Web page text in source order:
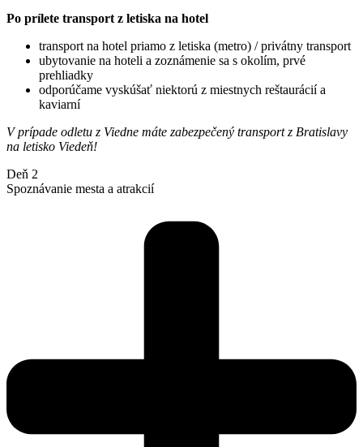
Po prílete transport z letiska na hotel
transport na hotel priamo z letiska (metro) / privátny transport
ubytovanie na hoteli a zoznámenie sa s okolím, prvé
prehliadky
odporúčame vyskúšať niektorú z miestnych reštaurácií a
kaviarní
V prípade odletu z Viedne máte zabezpečený transport z Bratislavy
na letisko Viedeň!
Deň 2
Spoznávanie mesta a atrakcií